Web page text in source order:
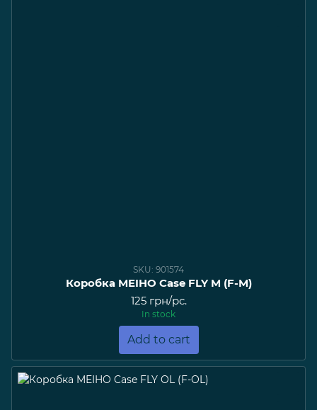
SKU: 901574
Коробка MEIHO Case FLY M (F-M)
125 грн/pc.
In stock
Add to cart